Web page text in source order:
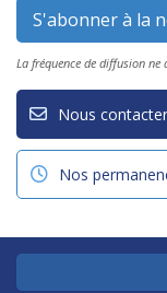
La fréquence de diffusion
Nous contacter
Nos